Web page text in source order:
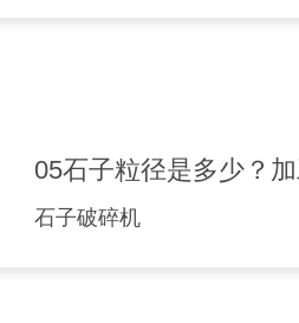
05石子粒径是多少？
石子破碎机